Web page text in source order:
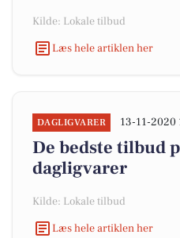
Kilde: Lokale tilbud
Læs hele artiklen her
DAGLIGVARER 13-11-2020
De bedste tilbud
dagligvarer
Kilde: Lokale tilbud
Læs hele artiklen her